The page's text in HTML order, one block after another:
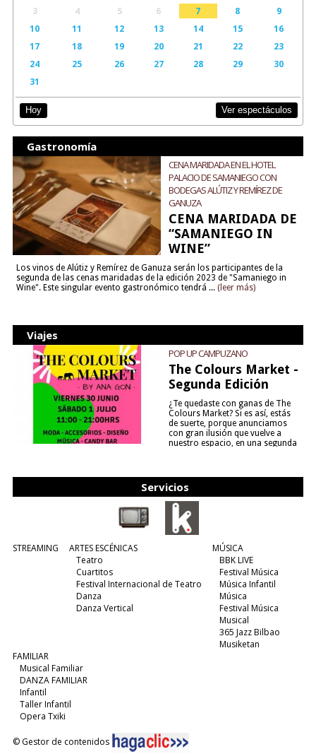
3
4 5 6 7 8
9
10
11 12 13 14 15
16
17
18 19 20 21 22
23
24
25 26 27 28 29
30
31
Hoy Ver espectáculos
Gastronomía
CENA MARIDADA EN EL HOTEL
PALACIO DE SAMANIEGO CON
BODEGAS ALÚTIZ Y REMÍREZ DE
GANUZA
CENA MARIDADA DE
“SAMANIEGO IN
WINE”
Los vinos de Alútiz y Remírez de Ganuza serán los participantes de la
segunda de las cenas maridadas de la edición 2023 de "Samaniego in
Wine". Este singular evento gastronómico tendrá ... (leer más)
Viajes
POP UP CAMPUZANO
The Colours Market -
Segunda Edición
¿Te quedaste con ganas de The
Colours Market? Si es así, estás
de suerte, porque anunciamos
con gran ilusión que vuelve a
nuestro espacio, en una segunda
Servicios
STREAMING
ARTES ESCÉNICAS
Teatro
Cuartitos
Festival Internacional de Teatro
Danza
Danza Vertical
MÚSICA
BBK LIVE
Festival Música
Música Infantil
Música
Festival Música
Musical
365 Jazz Bilbao
Musiketan
FAMILIAR
Musical Familiar
DANZA FAMILIAR
Infantil
Taller Infantil
Opera Txiki
© Gestor de contenidos